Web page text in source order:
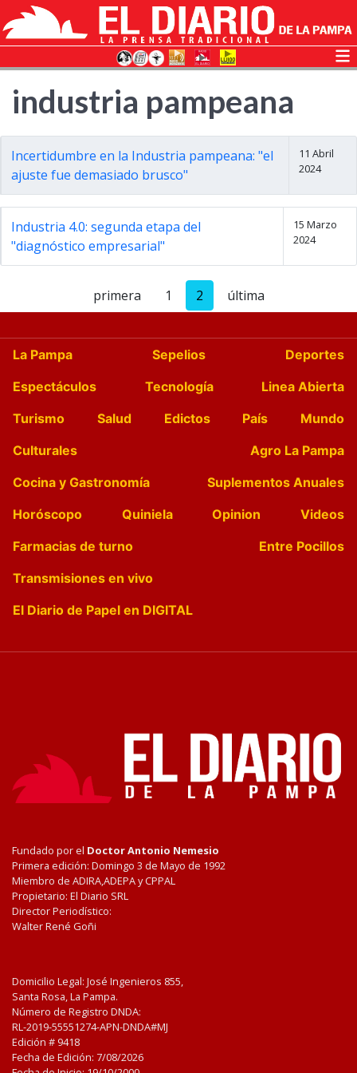
industria pampeana
Incertidumbre en la Industria pampeana: "el
ajuste fue demasiado brusco"
11 Abril
2024
Industria 4.0: segunda etapa del
"diagnóstico empresarial"
15 Marzo
2024
primera 1 2 última
La Pampa Sepelios
Deportes
Espectáculos
Tecnología
Linea Abierta
Turismo
Salud Edictos País
Mundo
Culturales
Agro La Pampa
Cocina y Gastronomía
Suplementos Anuales
Horóscopo
Quiniela Opinion
Videos
Farmacias de turno
Entre Pocillos
Transmisiones en vivo
El Diario de Papel en DIGITAL
Fundado por el Doctor Antonio Nemesio
Primera edición: Domingo 3 de Mayo de 1992
Miembro de ADIRA,ADEPA y CPPAL
Propietario: El Diario SRL
Director Periodístico:
Walter René Goñi
Domicilio Legal: José Ingenieros 855,
Santa Rosa, La Pampa.
Número de Registro DNDA:
RL-2019-55551274-APN-DNDA#MJ
Edición # 9418
Fecha de Edición: 7/08/2026